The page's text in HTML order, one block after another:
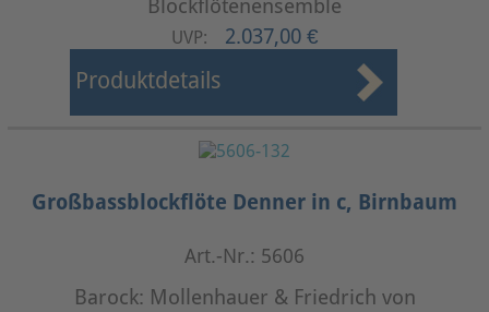
Blockflötenensemble
UVP: 2.037,00 €
Produktdetails
Großbassblockflöte Denner in c, Birnbaum
Art.-Nr.: 5606
Barock: Mollenhauer & Friedrich von